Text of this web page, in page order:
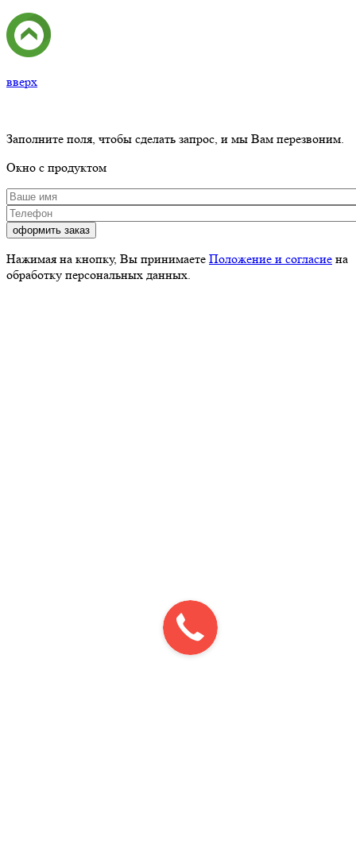
вверх
Заполните поля, чтобы сделать запрос, и мы Вам перезвоним.
Окно с продуктом
Ваше имя
Телефон
Нажимая на кнопку, Вы принимаете Положение и согласие на
обработку персональных данных.